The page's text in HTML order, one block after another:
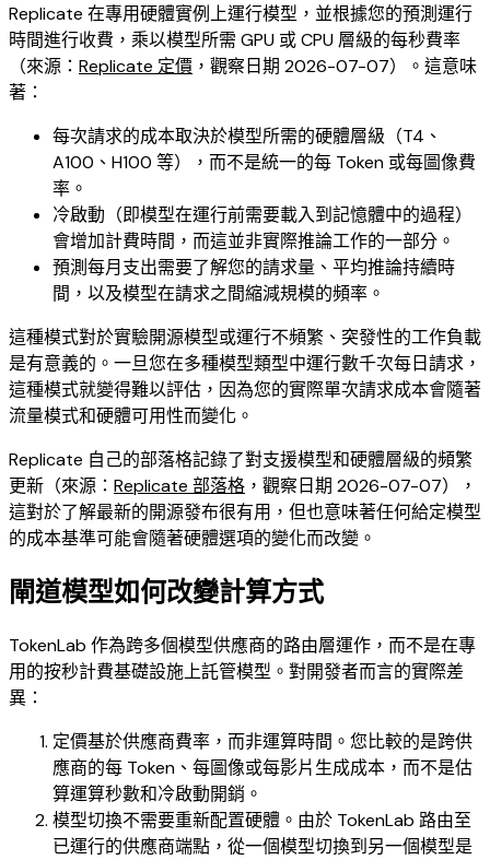
Replicate 在專用硬體實例上運行模型，並根據您的預測運行
時間進行收費，乘以模型所需 GPU 或 CPU 層級的每秒費率
（來源： Replicate 定價 ，觀察日期 2026-07-07）。這意味
著：
每次請求的成本取決於模型所需的硬體層級（T4、
A100、H100 等），而不是統一的每 Token 或每圖像費
率。
冷啟動（即模型在運行前需要載入到記憶體中的過程）
會增加計費時間，而這並非實際推論工作的一部分。
預測每月支出需要了解您的請求量、平均推論持續時
間，以及模型在請求之間縮減規模的頻率。
這種模式對於實驗開源模型或運行不頻繁、突發性的工作負載
是有意義的。一旦您在多種模型類型中運行數千次每日請求，
這種模式就變得難以評估，因為您的實際單次請求成本會隨著
流量模式和硬體可用性而變化。
Replicate 自己的部落格記錄了對支援模型和硬體層級的頻繁
更新（來源： Replicate 部落格 ，觀察日期 2026-07-07），
這對於了解最新的開源發布很有用，但也意味著任何給定模型
的成本基準可能會隨著硬體選項的變化而改變。
閘道模型如何改變計算方式
TokenLab 作為跨多個模型供應商的路由層運作，而不是在專
用的按秒計費基礎設施上託管模型。對開發者而言的實際差
異：
定價基於供應商費率，而非運算時間。您比較的是跨供
應商的每 Token、每圖像或每影片生成成本，而不是估
算運算秒數和冷啟動開銷。
模型切換不需要重新配置硬體。由於 TokenLab 路由至
已運行的供應商端點，從一個模型切換到另一個模型是